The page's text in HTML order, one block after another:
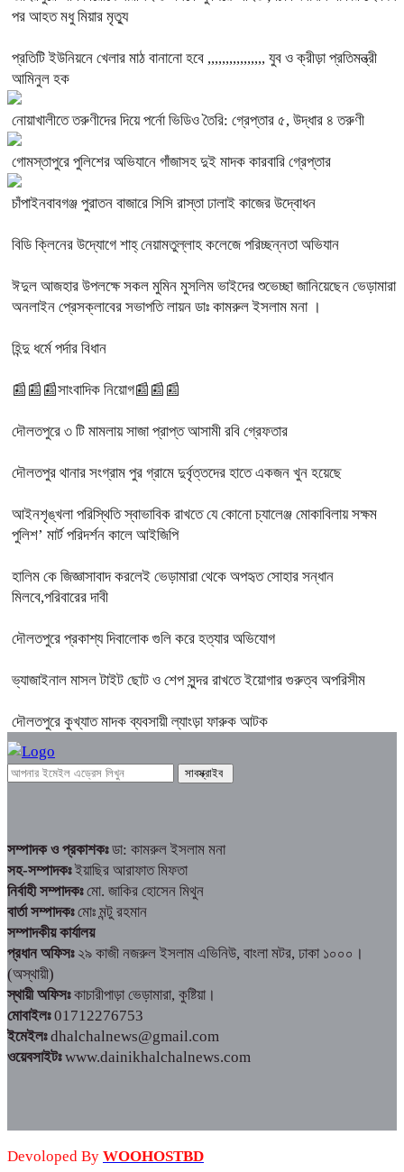
পর আহত মধু মিয়ার মৃত্যু
প্রতিটি ইউনিয়নে খেলার মাঠ বানানো হবে ,,,,,,,,,,,,,,,, যুব ও ক্রীড়া প্রতিমন্ত্রী
আমিনুল হক
নোয়াখালীতে তরুণীদের দিয়ে পর্নো ভিডিও তৈরি: গ্রেপ্তার ৫, উদ্ধার ৪ তরুণী
গোমস্তাপুরে পুলিশের অভিযানে গাঁজাসহ দুই মাদক কারবারি গ্রেপ্তার
চাঁপাইনবাবগঞ্জ পুরাতন বাজারে সিসি রাস্তা ঢালাই কাজের উদ্বোধন
বিডি ক্লিনের উদ্যোগে শাহ্ নেয়ামতুল্লাহ কলেজে পরিচ্ছন্নতা অভিযান
ঈদুল আজহার উপলক্ষে সকল মুমিন মুসলিম ভাইদের শুভেচ্ছা জানিয়েছেন ভেড়ামারা
অনলাইন প্রেসক্লাবের সভাপতি লায়ন ডাঃ কামরুল ইসলাম মনা ।
হিন্দু ধর্মে পর্দার বিধান
📰📰📰সাংবাদিক নিয়োগ📰📰📰
দৌলতপুরে ৩ টি মামলায় সাজা প্রাপ্ত আসামী রবি গ্রেফতার
দৌলতপুর থানার সংগ্রাম পুর গ্রামে দুর্বৃত্তদের হাতে একজন খুন হয়েছে
আইনশৃঙ্খলা পরিস্থিতি স্বাভাবিক রাখতে যে কোনো চ্যালেঞ্জ মোকাবিলায় সক্ষম
পুলিশ’ মার্ট পরিদর্শন কালে আইজিপি
হালিম কে জিজ্ঞাসাবাদ করলেই ভেড়ামারা থেকে অপহৃত সোহার সন্ধান
মিলবে,পরিবারের দাবী
দৌলতপুরে প্রকাশ্য দিবালোক গুলি করে হত্যার অভিযোগ
ভ্যাজাইনাল মাসল টাইট ছোট ও শেপ সুন্দর রাখতে ইয়োগার গুরুত্ব অপরিসীম
দৌলতপুরে কুখ্যাত মাদক ব্যবসায়ী ল্যাংড়া ফারুক আটক
সম্পাদক ও প্রকাশকঃডা: কামরুল ইসলাম মনা
সহ-সম্পাদকঃইয়াছির আরাফাত মিফতা
নির্বাহী সম্পাদকঃমো. জাকির হোসেন মিথুন
বার্তা সম্পাদকঃমোঃ মন্টু রহমান
সম্পাদকীয় কার্যালয়
প্রধান অফিসঃ২৯ কাজী নজরুল ইসলাম এভিনিউ, বাংলা মটর, ঢাকা ১০০০।
(অস্থায়ী)
স্থায়ী অফিসঃকাচারীপাড়া ভেড়ামারা, কুষ্টিয়া।
মোবাইলঃ01712276753
ইমেইলঃdhalchalnews@gmail.com
ওয়েবসাইটঃwww.dainikhalchalnews.com
Devoloped By WOOHOSTBD